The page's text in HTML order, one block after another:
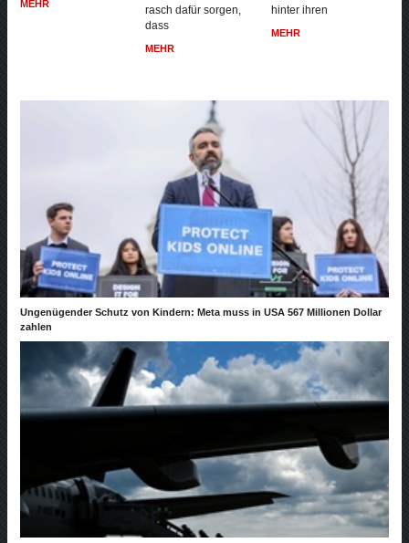
MEHR
rasch dafür sorgen,
dass
MEHR
hinter ihren
MEHR
Ungenügender Schutz von Kindern: Meta muss in USA 567 Millionen Dollar
zahlen